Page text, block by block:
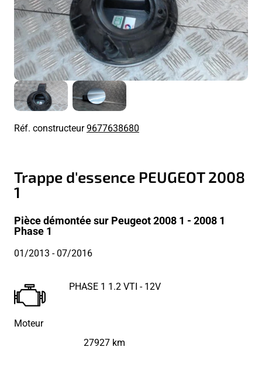
Réf. constructeur9677638680
Trappe d'essence PEUGEOT 2008
1
Pièce démontée sur Peugeot 2008 1 - 2008 1
Phase 1
01/2013 - 07/2016
Moteur
PHASE 1 1.2 VTI - 12V
27927 km